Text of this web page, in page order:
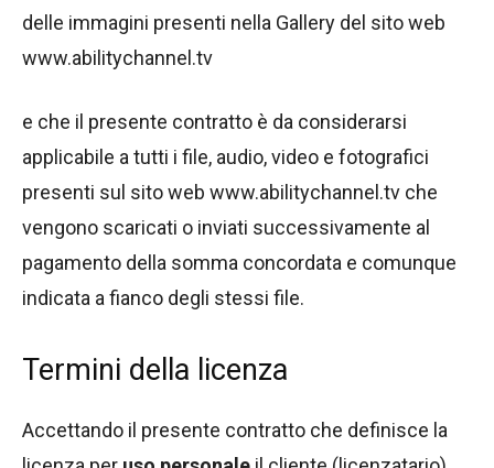
delle immagini presenti nella Gallery del sito web
www.abilitychannel.tv
e che il presente contratto è da considerarsi
applicabile a tutti i file, audio, video e fotografici
presenti sul sito web www.abilitychannel.tv che
vengono scaricati o inviati successivamente al
pagamento della somma concordata e comunque
indicata a fianco degli stessi file.
Termini della licenza
Accettando il presente contratto che definisce la